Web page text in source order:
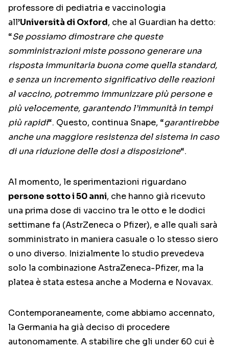
professore di pediatria e vaccinologia
all’Università di Oxford, che al Guardian ha detto:
“Se possiamo dimostrare che queste
somministrazioni miste possono generare una
risposta immunitaria buona come quella standard,
e senza un incremento significativo delle reazioni
al vaccino, potremmo immunizzare più persone e
più velocemente, garantendo l’immunità in tempi
più rapidi“. Questo, continua Snape, “garantirebbe
anche una maggiore resistenza del sistema in caso
di una riduzione delle dosi a disposizione“.
Al momento, le sperimentazioni riguardano
persone sotto i 50 anni, che hanno già ricevuto
una prima dose di vaccino tra le otto e le dodici
settimane fa (AstrZeneca o Pfizer), e alle quali sarà
somministrato in maniera casuale o lo stesso siero
o uno diverso. Inizialmente lo studio prevedeva
solo la combinazione AstraZeneca-Pfizer, ma la
platea è stata estesa anche a Moderna e Novavax.
Contemporaneamente, come abbiamo accennato,
la Germania ha già deciso di procedere
autonomamente. A stabilire che gli under 60 cui è